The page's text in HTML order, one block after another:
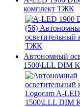
комплект ТЖК
Автономный
1500\LLL DIM